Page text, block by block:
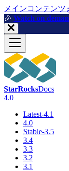
メインコンテンツ
🎉️ Watch on
StarRocksDocs
4.0
Latest-4.1
4.0
Stable-3.5
3.4
3.3
3.2
3.1